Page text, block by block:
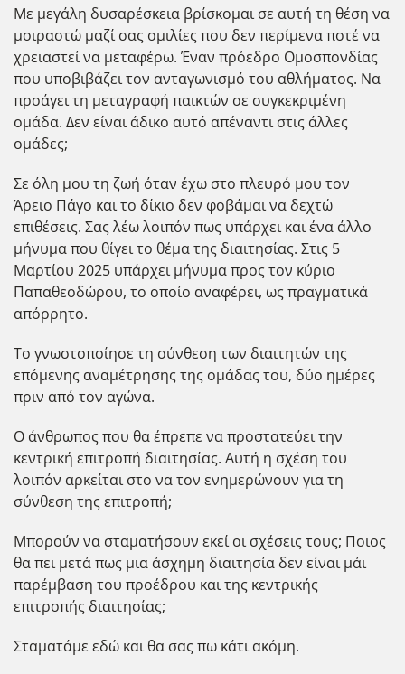
Με μεγάλη δυσαρέσκεια βρίσκομαι σε αυτή τη θέση να
μοιραστώ μαζί σας ομιλίες που δεν περίμενα ποτέ να
χρειαστεί να μεταφέρω. Έναν πρόεδρο Ομοσπονδίας
που υποβιβάζει τον ανταγωνισμό του αθλήματος. Να
προάγει τη μεταγραφή παικτών σε συγκεκριμένη
ομάδα. Δεν είναι άδικο αυτό απέναντι στις άλλες
ομάδες;
Σε όλη μου τη ζωή όταν έχω στο πλευρό μου τον
Άρειο Πάγο και το δίκιο δεν φοβάμαι να δεχτώ
επιθέσεις. Σας λέω λοιπόν πως υπάρχει και ένα άλλο
μήνυμα που θίγει το θέμα της διαιτησίας. Στις 5
Μαρτίου 2025 υπάρχει μήνυμα προς τον κύριο
Παπαθεοδώρου, το οποίο αναφέρει, ως πραγματικά
απόρρητο.
Το γνωστοποίησε τη σύνθεση των διαιτητών της
επόμενης αναμέτρησης της ομάδας του, δύο ημέρες
πριν από τον αγώνα.
Ο άνθρωπος που θα έπρεπε να προστατεύει την
κεντρική επιτροπή διαιτησίας. Αυτή η σχέση του
λοιπόν αρκείται στο να τον ενημερώνουν για τη
σύνθεση της επιτροπή;
Μπορούν να σταματήσουν εκεί οι σχέσεις τους; Ποιος
θα πει μετά πως μια άσχημη διαιτησία δεν είναι μάι
παρέμβαση του προέδρου και της κεντρικής
επιτροπής διαιτησίας;
Σταματάμε εδώ και θα σας πω κάτι ακόμη.